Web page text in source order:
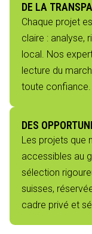
DE LA
Chaque projet
claire : analyse,
local. Nos
lecture du
toute confiance.
DES
Les projets que
accessibles au
sélection
suisses,
cadre privé et